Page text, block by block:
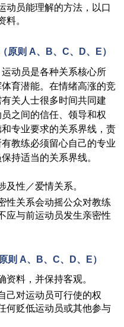
动员能理解的方法，以口
料。
原则 A、 B、 C、 D、 E）
动员是各种关系核心所
育潜能。在情绪高涨的竞
关人士很多时间共同建
之间的信任、领导和权
专业要求的关系界线，责
教练必须留心自己的专业
持适当的关系界线。
及性／爱情关系。
性关系会动摇公众对教练
应与前运动员发生亲密性
原则 A、 B、 C、 D、 E）
资料，并保持客观。
己对运动员可行使的权
何贬低运动员或其他参与